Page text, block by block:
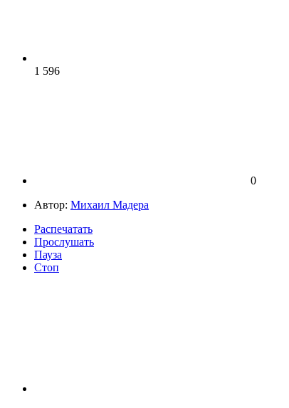
1 596
0
Автор: Михаил Мадера
Распечатать
Прослушать
Пауза
Стоп